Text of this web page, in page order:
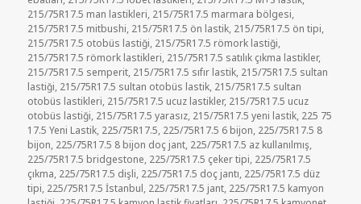
215/75R17.5 man lastikleri, 215/75R17.5 marmara bölgesi,
215/75R17.5 mitbushi, 215/75R17.5 ön lastik, 215/75R17.5 ön tipi,
215/75R17.5 otobüs lastiği, 215/75R17.5 römork lastiği,
215/75R17.5 römork lastikleri, 215/75R17.5 satılık çıkma lastikler,
215/75R17.5 semperit, 215/75R17.5 sıfır lastik, 215/75R17.5 sultan
lastiği, 215/75R17.5 sultan otobüs lastik, 215/75R17.5 sultan
otobüs lastikleri, 215/75R17.5 ucuz lastikler, 215/75R17.5 ucuz
otobüs lastiği, 215/75R17.5 yarasız, 215/75R17.5 yeni lastik, 225 75
17.5 Yeni Lastik, 225/75R17.5, 225/75R17.5 6 bijon, 225/75R17.5 8
bijon, 225/75R17.5 8 bijon doç jant, 225/75R17.5 az kullanılmış,
225/75R17.5 bridgestone, 225/75R17.5 çeker tipi, 225/75R17.5
çıkma, 225/75R17.5 dişli, 225/75R17.5 doç jantı, 225/75R17.5 düz
tipi, 225/75R17.5 İstanbul, 225/75R17.5 jant, 225/75R17.5 kamyon